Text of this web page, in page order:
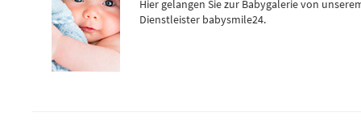
Telefon
0172 - 377 2436
09116 Chemnitz
Hier gelangen Sie zur Babygalerie von
Dienstleister babysmile24.